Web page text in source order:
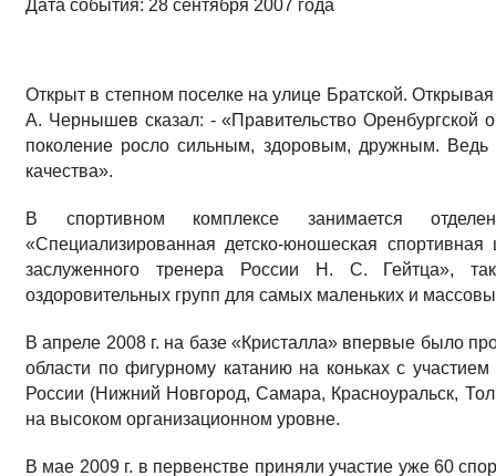
Дата события: 28 сентября 2007 года
Открыт в степном поселке на улице Братской.
А. Чернышев сказал: - «Правительство Оренбургской
поколение росло сильным, здоровым, дружным. Ведь
качества».
В спортивном комплексе занимается
«Специализированная детско-юношеская
заслуженного тренера России Н. С. Гейтца»,
оздоровительных групп для самых маленьких и
В апреле 2008 г. на базе «Кристалла» впервые было
области по фигурному катанию на коньках с
России (Нижний Новгород, Самара, Красноуральск,
на высоком организационном уровне.
В мае 2009 г. в первенстве приняли участие уже 60